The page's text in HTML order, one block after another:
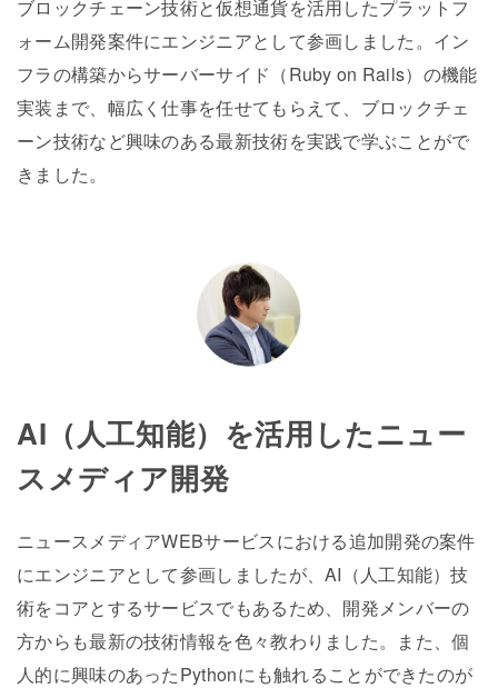
ブロックチェーン技術と仮想通貨を活用したプラットフ
ォーム開発案件にエンジニアとして参画しました。イン
フラの構築からサーバーサイド（Ruby on Rails）の機能
実装まで、幅広く仕事を任せてもらえて、ブロックチェ
ーン技術など興味のある最新技術を実践で学ぶことがで
きました。
AI（人工知能）を活用したニュー
スメディア開発
ニュースメディアWEBサービスにおける追加開発の案件
にエンジニアとして参画しましたが、AI（人工知能）技
術をコアとするサービスでもあるため、開発メンバーの
方からも最新の技術情報を色々教わりました。また、個
人的に興味のあったPythonにも触れることができたのが